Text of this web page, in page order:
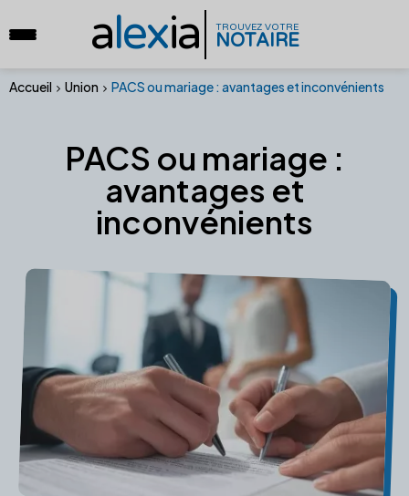
alexia TROUVEZ VOTRE
NOTAIRE
Accueil Union PACS ou mariage : avantages et inconvénients
PACS ou mariage :
avantages et
inconvénients